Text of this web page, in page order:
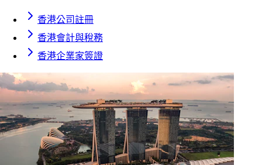
香港公司註冊
香港會計與稅務
香港企業家簽證